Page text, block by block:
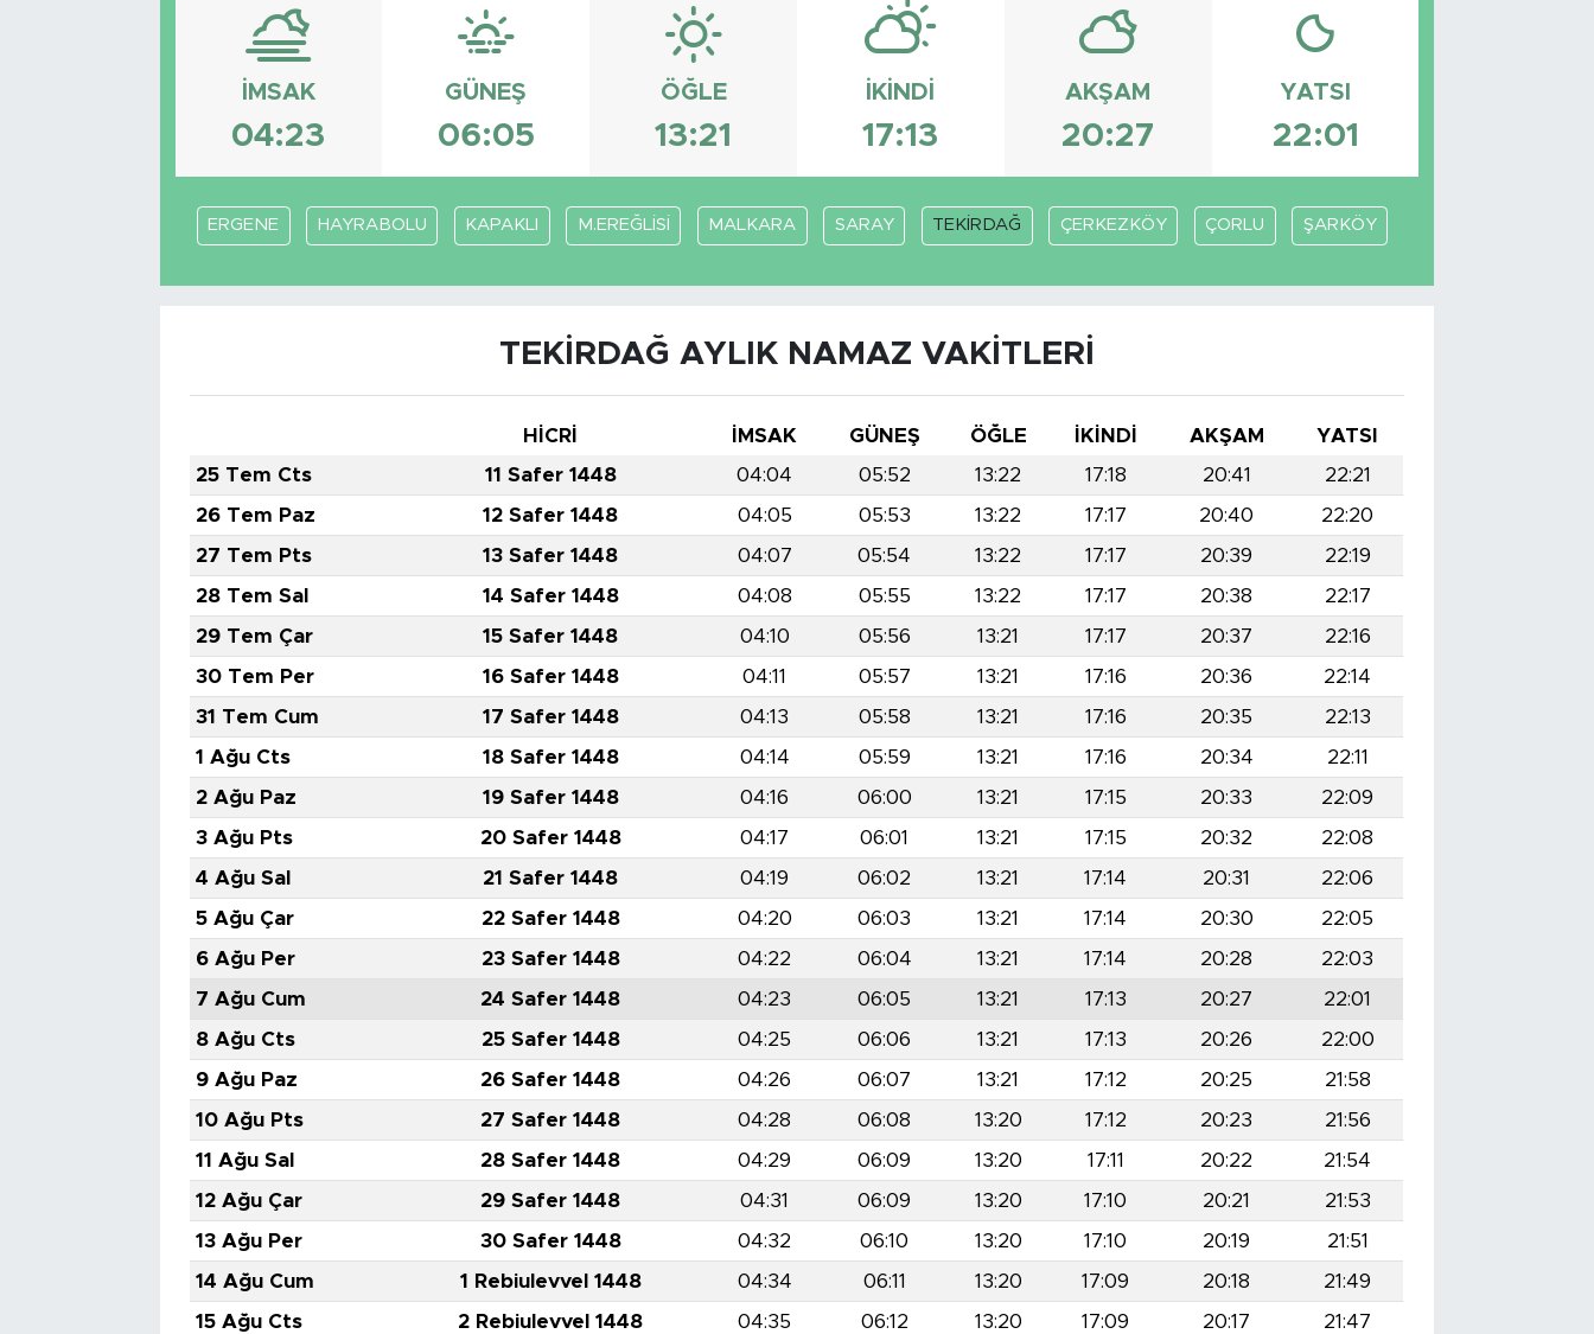
İMSAK
04:23
GÜNEŞ
06:05
ÖĞLE
13:21
İKINDI
17:13
AKŞAM
20:27
YATSI
22:01
ERGENE HAYRABOLU KAPAKLI M.EREĞLİSİ MALKARA SARAY TEKİRDAĞ ÇERKEZKÖY ÇORLU ŞARKÖY
TEKİRDAĞ AYLIK NAMAZ VAKITLERI
HİCRİ İMSAK GÜNEŞ ÖĞLE İKINDI AKŞAM
YATSI
25 Tem Cts
11 Safer 1448 04:04 05:52 13:22 17:18 20:41
22:21
26 Tem Paz
12 Safer 1448 04:05 05:53 13:22 17:17 20:40
22:20
27 Tem Pts
13 Safer 1448 04:07 05:54 13:22 17:17 20:39
22:19
28 Tem Sal
14 Safer 1448 04:08 05:55 13:22 17:17 20:38
22:17
29 Tem Çar
15 Safer 1448 04:10 05:56 13:21 17:17 20:37
22:16
30 Tem Per
16 Safer 1448 04:11 05:57 13:21 17:16 20:36
22:14
31 Tem Cum
17 Safer 1448 04:13 05:58 13:21 17:16 20:35
22:13
1 Ağu Cts
18 Safer 1448 04:14 05:59 13:21 17:16 20:34
22:11
2 Ağu Paz
19 Safer 1448 04:16 06:00 13:21 17:15 20:33
22:09
3 Ağu Pts
20 Safer 1448 04:17 06:01 13:21 17:15 20:32
22:08
4 Ağu Sal
21 Safer 1448 04:19 06:02 13:21 17:14 20:31
22:06
5 Ağu Çar
22 Safer 1448 04:20 06:03 13:21 17:14 20:30
22:05
6 Ağu Per
23 Safer 1448 04:22 06:04 13:21 17:14 20:28
22:03
7 Ağu Cum
24 Safer 1448 04:23 06:05 13:21 17:13 20:27
22:01
8 Ağu Cts
25 Safer 1448 04:25 06:06 13:21 17:13 20:26
22:00
9 Ağu Paz
26 Safer 1448 04:26 06:07 13:21 17:12 20:25
21:58
10 Ağu Pts
27 Safer 1448 04:28 06:08 13:20 17:12 20:23
21:56
11 Ağu Sal
28 Safer 1448 04:29 06:09 13:20 17:11 20:22
21:54
12 Ağu Çar
29 Safer 1448 04:31 06:09 13:20 17:10 20:21
21:53
13 Ağu Per
30 Safer 1448 04:32 06:10 13:20 17:10 20:19
21:51
14 Ağu Cum
1 Rebiulevvel 1448 04:34 06:11 13:20 17:09 20:18
21:49
15 Ağu Cts
2 Rebiulevvel 1448 04:35 06:12 13:20 17:09 20:17
21:47